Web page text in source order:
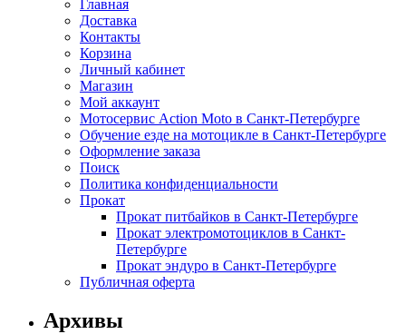
Главная
Доставка
Контакты
Корзина
Личный кабинет
Магазин
Мой аккаунт
Мотосервис Action Moto в Санкт-Петербурге
Обучение езде на мотоцикле в Санкт-Петербурге
Оформление заказа
Поиск
Политика конфиденциальности
Прокат
Прокат питбайков в Санкт-Петербурге
Прокат электромотоциклов в Санкт-
Петербурге
Прокат эндуро в Санкт-Петербурге
Публичная оферта
Архивы